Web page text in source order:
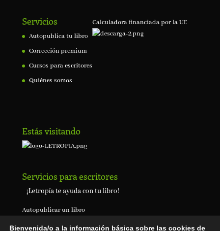
Servicios
Autopublica tu libro
Corrección premium
Cursos para escritores
Quiénes somos
Calculadora financiada por la UE
Estás visitando
Servicios para escritores
¡Letropía te ayuda con tu libro!
Autopublicar un libro
Cuanto cuesta publicar un libro
Bienvenida/o a la información básica sobre las cookies de